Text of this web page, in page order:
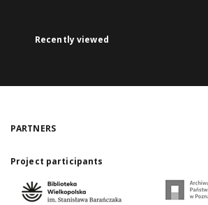
Recently viewed
PARTNERS
Project participants